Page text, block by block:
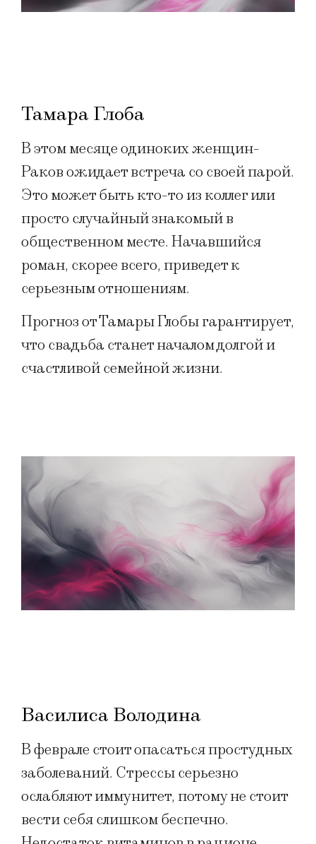
Тамара Глоба
В этом месяце одиноких женщин-
Раков ожидает встреча со своей парой.
Это может быть кто-то из коллег или
просто случайный знакомый в
общественном месте. Начавшийся
роман, скорее всего, приведет к
серьезным отношениям.
Прогноз от Тамары Глобы гарантирует,
что свадьба станет началом долгой и
счастливой семейной жизни.
Василиса Володина
В феврале стоит опасаться простудных
заболеваний. Стрессы серьезно
ослабляют иммунитет, потому не стоит
вести себя слишком беспечно.